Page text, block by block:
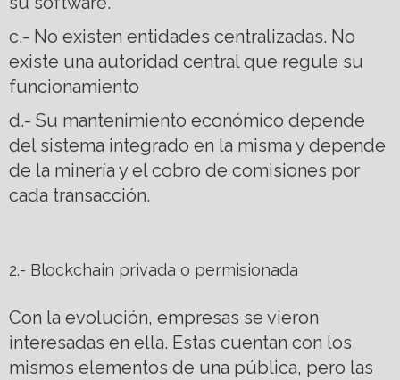
c.- No existen entidades centralizadas. No
existe una autoridad central que regule su
funcionamiento
d.- Su mantenimiento económico depende
del sistema integrado en la misma y depende
de la minería y el cobro de comisiones por
cada transacción.
2.- Blockchain privada o permisionada
Con la evolución, empresas se vieron
interesadas en ella. Estas cuentan con los
mismos elementos de una pública, pero las